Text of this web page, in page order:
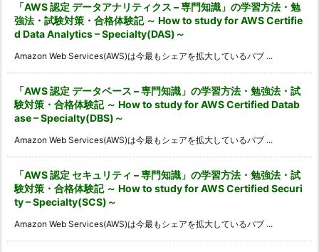
「AWS 認定 データアナリティクス – 専門知識」の学習方法・勉
強法・試験対策・合格体験記 ～ How to study for AWS Certifie
d Data Analytics – Specialty(DAS)～
Amazon Web Services(AWS)は今最もシェアを拡大しているパブ ...
「AWS 認定 データベース – 専門知識」の学習方法・勉強法・試
験対策・合格体験記 ～ How to study for AWS Certified Datab
ase – Specialty(DBS)～
Amazon Web Services(AWS)は今最もシェアを拡大しているパブ ...
「AWS 認定 セキュリティ – 専門知識」の学習方法・勉強法・試
験対策・合格体験記 ～ How to study for AWS Certified Securi
ty – Specialty(SCS)～
Amazon Web Services(AWS)は今最もシェアを拡大しているパブ ...